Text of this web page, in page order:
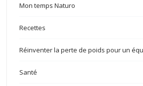
Mon temps Naturo
Recettes
Réinventer la perte de poids pour un
Santé